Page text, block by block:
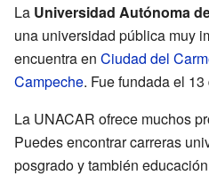
La Universidad Autónoma
una universidad pública muy
encuentra en Ciudad del
Campeche. Fue fundada el
La UNACAR ofrece muchos
Puedes encontrar carreras
posgrado y también